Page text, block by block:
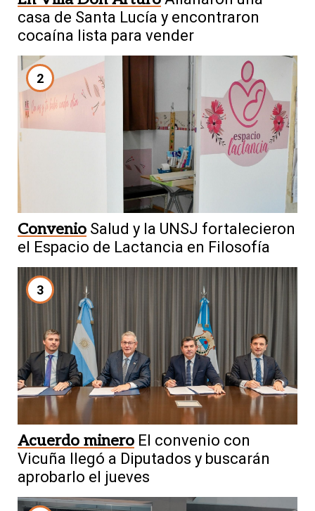
casa de Santa Lucía y encontraron
cocaína lista para vender
2
Convenio Salud y la UNSJ fortalecieron
el Espacio de Lactancia en Filosofía
3
Acuerdo minero El convenio con
Vicuña llegó a Diputados y buscarán
aprobarlo el jueves